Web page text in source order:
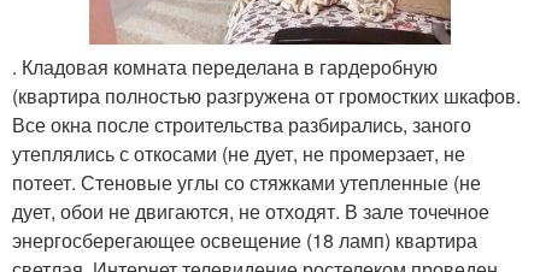
. Кладовая комната переделана в гардеробную
(квартира полностью разгружена от громостких шкафов.
Все окна после строительства разбирались, заного
утеплялись с откосами (не дует, не промерзает, не
потеет. Стеновые углы со стяжками утепленные (не
дует, обои не двигаются, не отходят. В зале точечное
энергосберегающее освещение (18 ламп) квартира